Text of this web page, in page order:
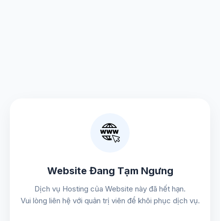
Website Đang Tạm Ngưng
Dịch vụ Hosting của Website này đã hết hạn.
Vui lòng liên hệ với quản trị viên để khôi phục dịch vụ.